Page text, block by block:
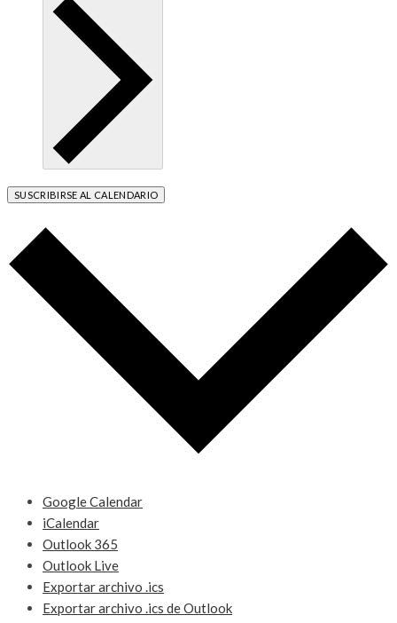
SUSCRIBIRSE AL CALENDARIO
Google Calendar
iCalendar
Outlook 365
Outlook Live
Exportar archivo .ics
Exportar archivo .ics de Outlook